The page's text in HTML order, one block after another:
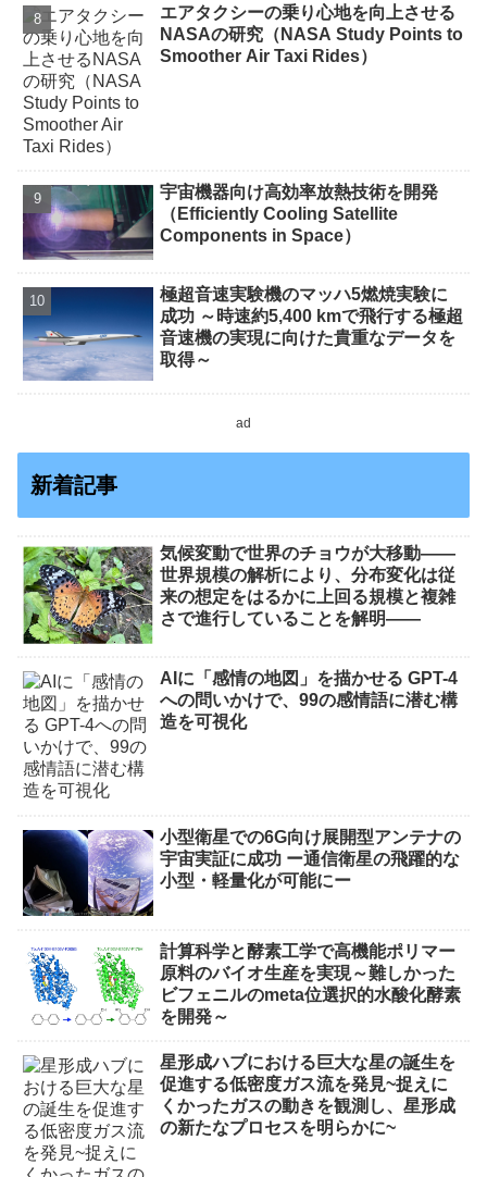
エアタクシーの乗り心地を向上させる
NASAの研究（NASA Study Points to
Smoother Air Taxi Rides）
宇宙機器向け高効率放熱技術を開発
（Efficiently Cooling Satellite
Components in Space）
極超音速実験機のマッハ5燃焼実験に
成功 ～時速約5,400 kmで飛行する極超
音速機の実現に向けた貴重なデータを
取得～
ad
新着記事
気候変動で世界のチョウが大移動――
世界規模の解析により、分布変化は従
来の想定をはるかに上回る規模と複雑
さで進行していることを解明――
AIに「感情の地図」を描かせる GPT-4
への問いかけで、99の感情語に潜む構
造を可視化
小型衛星での6G向け展開型アンテナの
宇宙実証に成功 ー通信衛星の飛躍的な
小型・軽量化が可能にー
計算科学と酵素工学で高機能ポリマー
原料のバイオ生産を実現～難しかった
ビフェニルのmeta位選択的水酸化酵素
を開発～
星形成ハブにおける巨大な星の誕生を
促進する低密度ガス流を発見~捉えに
くかったガスの動きを観測し、星形成
の新たなプロセスを明らかに~